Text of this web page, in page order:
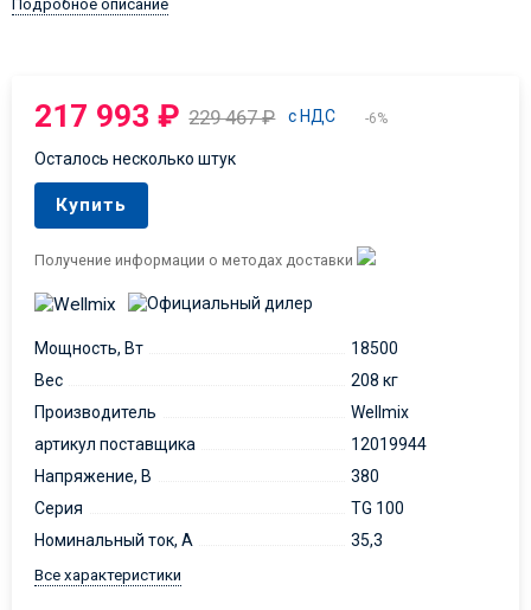
Подробное описание
217 993₽ 229 467₽ с НДС -6%
Осталось несколько штук
Купить
Получение информации о методах доставки
Мощность, Вт
18500
Вес
208 кг
Производитель
Wellmix
артикул поставщика
12019944
Напряжение, В
380
Серия
TG 100
Номинальный ток, А
35,3
Все характеристики